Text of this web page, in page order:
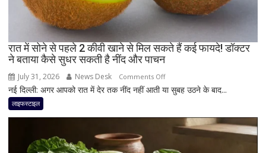
न्यूट्रिशनिस्ट,
दिनभर
बनी
एनर्जी;
क्या
मॉर्निंग
रात में सोने से पहले 2 कीवी खाने से मिल सकते हैं कई फायदे! डॉक्टर
ने बताया कैसे सुधर सकती है नींद और पाचन
July 31, 2026 News Desk Comments Offon
रात
नई दिल्ली: अगर आपको रात में देर तक नींद नहीं आती या सुबह उठने के बाद...
लाइफस्टाइल